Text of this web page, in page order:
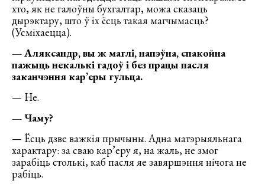
хто, як не галоўны бухгалтар, можа сказаць
дырэктару, што ў іх ёсць такая магчымасць?
(Усміхаецца).
— Аляксандр, вы ж маглі, напэўна, спакойна
пажыць некалькі гадоў і без працы пасля
заканчэння кар’еры гульца.
— Не.
— Чаму?
— Ёсць дзве важкія прычыны. Адна матэрыяльнага
характару: за сваю кар’еру я, на жаль, не змог
зарабіць столькі, каб пасля яе завяршэння нічога не
рабіць.